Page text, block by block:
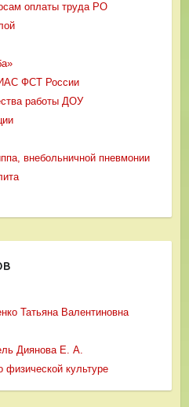
оплаты труда РО
ФСТ России
работы ДОУ
внебольничной пневмонии
Татьяна Валентиновна
Диянова Е. А.
физической культуре